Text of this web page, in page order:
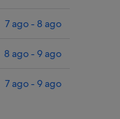
7 ago - 8 ago
8 ago - 9 ago
7 ago - 9 ago